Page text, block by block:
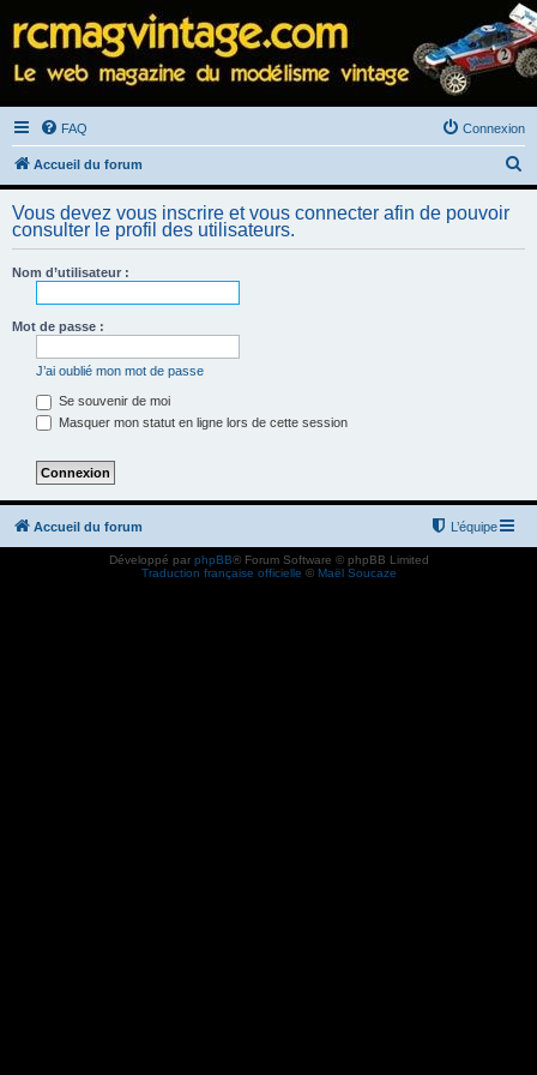
FAQ Connexion
Accueil du forum
e
h
Vous devez vous inscrire et vous connecter afin de pouvoir
consulter le profil des utilisateurs.
Nom d’utilisateur :
Mot de passe :
J’ai oublié mon mot de passe
Se souvenir de moi
Masquer mon statut en ligne lors de cette session
Accueil du forum L’équipe
Développé par phpBB® Forum Software © phpBB Limited
Traduction française officielle © Maël Soucaze